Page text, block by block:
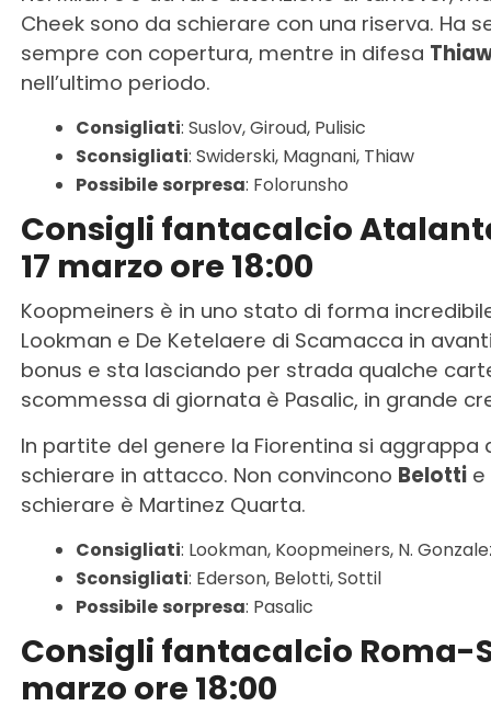
Cheek sono da schierare con una riserva. Ha
sempre con copertura, mentre in difesa
nell’ultimo periodo.
Consigliati: Suslov, Giroud, Pulisic
Sconsigliati: Swiderski, Magnani, Thiaw
Possibile sorpresa: Folorunsho
Consigli fantacalcio
17 marzo ore 18:00
Koopmeiners è in uno stato di forma
Lookman e De Ketelaere di Scamacca in
bonus e sta lasciando per strada qualche
scommessa di giornata è Pasalic, in grande
In partite del genere la Fiorentina si aggrappa
schierare in attacco. Non convincono Belottie
schierare è Martinez Quarta.
Consigliati: Lookman, Koopmeiners, N.
Sconsigliati: Ederson, Belotti, Sottil
Possibile sorpresa: Pasalic
Consigli fantacalcio Roma-
marzo ore 18:00